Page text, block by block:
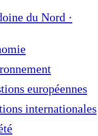
du Nord ·
européennes
internationales